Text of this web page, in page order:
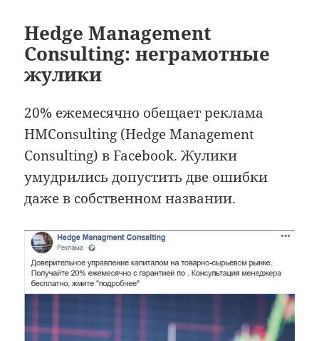
Hedge Management
Consulting: неграмотные
жулики
20% ежемесячно обещает реклама
HMConsulting (Hedge Management
Consulting) в Facebook. Жулики
умудрились допустить две ошибки
даже в собственном названии.